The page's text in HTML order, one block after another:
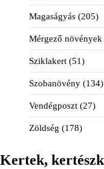
Magaságyás (205)
Mérgező növények
Sziklakert (51)
Szobanövény (134)
Vendégposzt (27)
Zöldség (178)
Kertek,